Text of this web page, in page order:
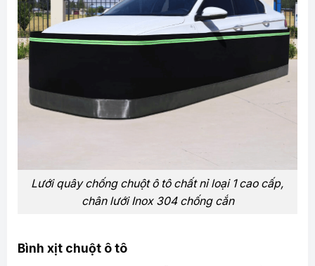
Lưới quây chống chuột ô tô chất nỉ loại 1 cao cấp,
chân lưới Inox 304 chống cắn
Bình xịt chuột ô tô